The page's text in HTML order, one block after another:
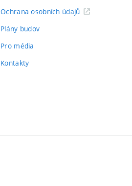
Ochrana osobních údajů
Plány budov
Pro média
Kontakty